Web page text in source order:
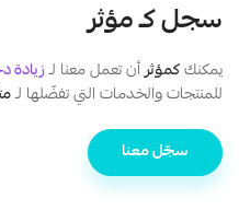
سجل كـ مؤثر
يمكنككمؤثرأن تعمل معنا لـزيادة
للمنتجات والخدمات التي تفضّلها لـ
سجّل معنا